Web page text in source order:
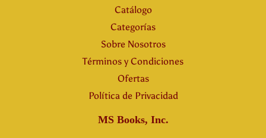
Catálogo
Categorías
Sobre Nosotros
Términos y Condiciones
Ofertas
Política de Privacidad
MS Books, Inc.